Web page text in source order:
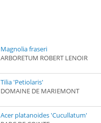
Magnolia fraseri
ARBORETUM ROBERT LENOIR
Tilia 'Petiolaris'
DOMAINE DE MARIEMONT
Acer platanoides 'Cucullatum'